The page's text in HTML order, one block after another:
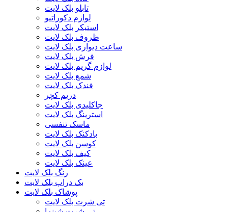
تابلو بلک لایت
لوازم دکوراتیو
استیکر بلک لایت
ظروف بلک لایت
ساعت دیواری بلک لایت
فرش بلک لایت
لوازم گریم بلک لایت
شمع بلک لایت
فندک بلک لایت
دریم کچر
جاکلیدی بلک لایت
استرینگ بلک لایت
ماسک تنفسی
بادکنک بلک لایت
کوسن بلک لایت
کیف بلک لایت
عینک بلک لایت
رنگ بلک لایت
بک دراپ بلک لایت
پوشاک بلک لایت
تی شرت بلک لایت